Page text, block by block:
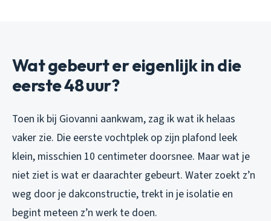
Wat gebeurt er eigenlijk in die
eerste 48 uur?
Toen ik bij Giovanni aankwam, zag ik wat ik helaas
vaker zie. Die eerste vochtplek op zijn plafond leek
klein, misschien 10 centimeter doorsnee. Maar wat je
niet ziet is wat er daarachter gebeurt. Water zoekt z’n
weg door je dakconstructie, trekt in je isolatie en
begint meteen z’n werk te doen.